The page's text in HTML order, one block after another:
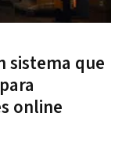
sistema que
online